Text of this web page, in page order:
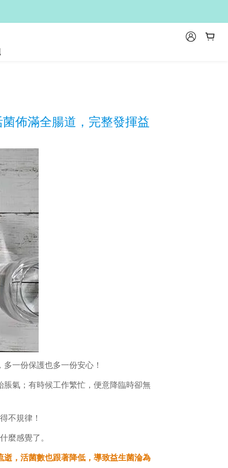
佈滿全腸道，完整發揮益
一份保護也多一份安心！
氣；有時候工作繁忙，便意降臨時卻無
不規律！
麼感覺了。
，活菌數也跟著降低，導致益生菌淪為